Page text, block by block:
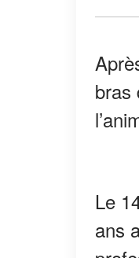
bras
Le
ans